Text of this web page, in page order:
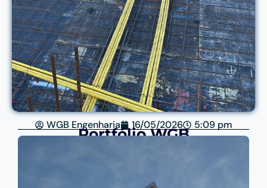
WGB Engenharia 16/05/2026 5:09 pm
Portfólio WGB